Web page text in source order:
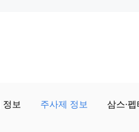
정보 주사제 정보 삼스·